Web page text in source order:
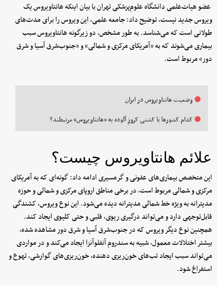
عضو هیات‌علمی دانشگاه علوم‌پزشکی تهران با بیان اینکه هانتاویروس یک
ویروس جدید نیست، توضیح داد: جامعه علمی، این ویروس را برای مدت‌های
طولانی است که می‌شناسد. به طور مشخص، دو زیرگونه هانتاویروس سبب
بیماری می‌شوند که به «آمریکای مرکزی و شمالی» و «جنوب‌شرق آسیا و شرق
دور» مربوط است.
وضعیت هانتاویروس در ایران
کدام کشورها با کشتی کروزِ آلوده به «هانتاویروس» مرتبطند؟
علائم هانتاویروس چیست؟
این متخصص بیماری‌های عفونی و گرمسیری ادامه داد: گونه‌ای که به آمریکای
مرکزی و شمالی مربوط است، در برخی مناطق اروپای مرکزی و شمالی و حوزه
مدیترانه به ویژه خط شمالی مدیترانه دیده می‌شود. این نوع ویروس، کشندگی
قابل‌توجهی دارد و می‌تواند درگیری ریوی، قلبی و حتی کلیوی ایجاد کند.
همچنین نوع دیگر ویروس که در جنوب‌شرق آسیا و شرق دور مشاهده شده،
بیشتر اختلالات معمول، شبیه به سندروم آنفلوآنزا ایجاد می‌کند و در مواردی
می‌تواند سبب ایجاد تب‌های خون‌ریزی دهنده، خون‌ریزی‌های گوارشی، تهوع و
استفراغ شود.